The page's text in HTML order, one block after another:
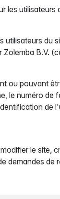
Zolemba B.V.
ou pouvant
le numéro
de
le